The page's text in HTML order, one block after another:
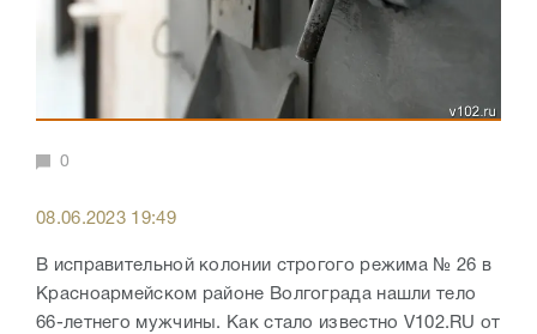
0
08.06.2023 19:49
В исправительной колонии строгого режима № 26 в
Красноармейском районе Волгограда нашли тело
66-летнего мужчины. Как стало известно V102.RU от